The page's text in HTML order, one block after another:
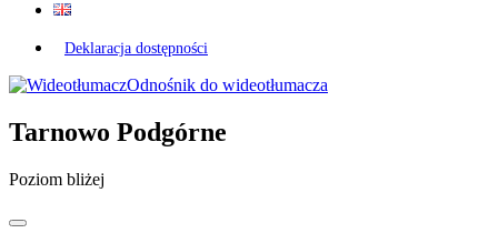
Deklaracja dostępności
Odnośnik do wideotłumacza
Tarnowo Podgórne
Poziom bliżej